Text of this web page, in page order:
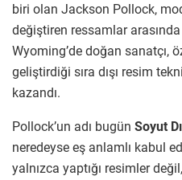
biri olan Jackson Pollock,
değiştiren ressamlar
Wyoming’de doğan sanatçı,
geliştirdiği sıra dışı resim
kazandı.
Pollock’un adı bugün Soyut
neredeyse eş anlamlı kabul
yalnızca yaptığı resimler